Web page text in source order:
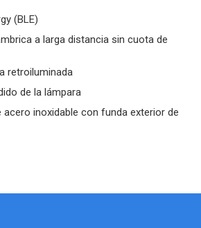
(BLE)
a larga distancia sin cuota de
retroiluminada
de la lámpara
inoxidable con funda exterior de